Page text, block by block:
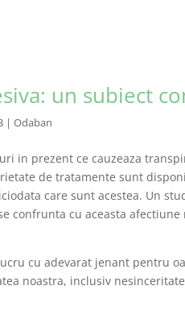
un subiect
|Odaban
in prezent ce cauzeaza
de tratamente sunt
care sunt acestea. Un
confrunta cu aceasta
cu adevarat jenant pentru
noastra, inclusiv